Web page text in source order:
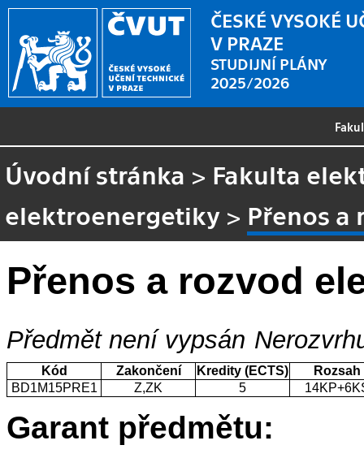
ČESKÉ VYSOKÉ
V PRAZE
STUDIJNÍ PLÁNY
2025/2026
Úvodní stránka > Fakulta
elektroenergetiky > Přenos
Přenos a rozvod
Předmět není vypsán
Kód Zakončení Kredity (ECTS)
Rozsah
BD1M15PRE1
Z,ZK 5
Garant předmětu: